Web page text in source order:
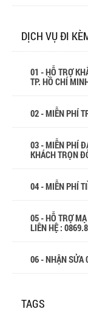
DỊCH VỤ ĐI
01 - HỖ TRỢ
TP. HỒ CHÍ
02 - MIỄN PHÍ
03 - MIỄN PHÍ
KHÁCH TRỌN
04 - MIỄN PHÍ
05 - HỖ TRỢ
LIÊN HỆ :
06 - NHẬN SỬA
TAGS